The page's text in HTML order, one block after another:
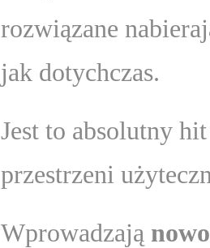
rozwiązane
jak dotychczas.
Jest to absolutny
przestrzeni
Wprowadzają